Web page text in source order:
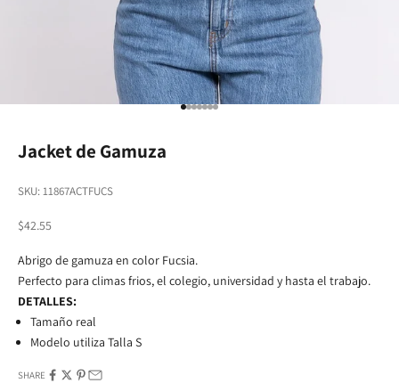
Go to item 1
Go to item 2
Go to item 3
Go to item 4
Go to item 5
Go to item 6
Go to item 7
Jacket de Gamuza
SKU: 11867ACTFUCS
Sale price
$42.55
Abrigo de gamuza en color Fucsia.
Perfecto para climas frios, el colegio, universidad y hasta el trabajo.
DETALLES:
Tamaño real
Modelo utiliza Talla S
SHARE